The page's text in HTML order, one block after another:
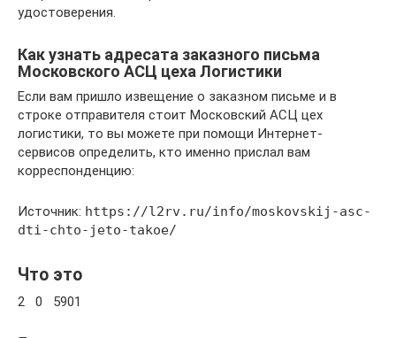
удостоверения.
Как узнать адресата заказного письма
Московского АСЦ цеха Логистики
Если вам пришло извещение о заказном письме и в
строке отправителя стоит Московский АСЦ цех
логистики, то вы можете при помощи Интернет-
сервисов определить, кто именно прислал вам
корреспонденцию:
Источник: https://l2rv.ru/info/moskovskij-asc-
dti-chto-jeto-takoe/
Что это
2 0 5901